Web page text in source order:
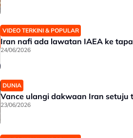
VIDEO TERKINI & POPULAR
Iran nafi ada lawatan IAEA ke
24/06/2026
DUNIA
Vance ulangi dakwaan Iran setuju
23/06/2026